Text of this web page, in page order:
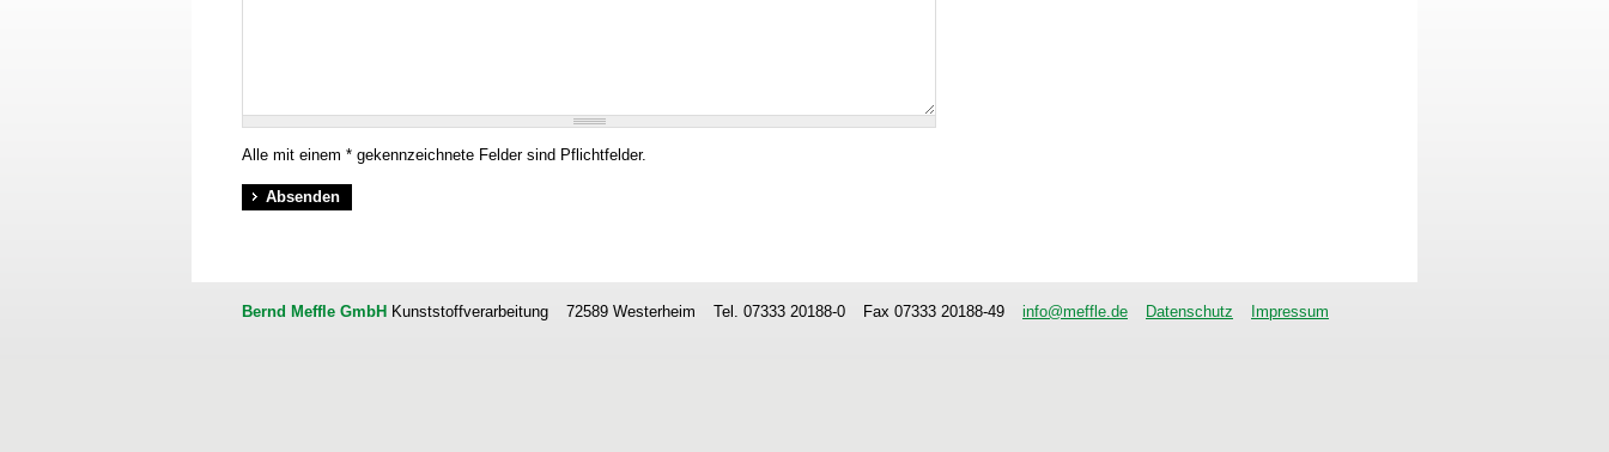
Alle mit einem * gekennzeichnete Felder sind Pflichtfelder.
Bernd Meffle GmbH Kunststoffverarbeitung 72589 Westerheim Tel. 07333 20188-0 Fax 07333 20188-49 info@meffle.de Datenschutz Impressum